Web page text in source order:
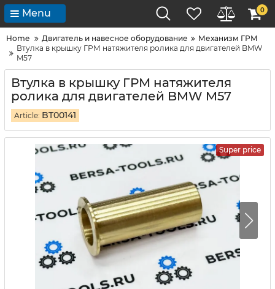
Menu 0
Home Двигатель и навесное оборудование
Механизм ГРМ
Втулка в крышку ГРМ натяжителя ролика для двигателей BMW
M57
Втулка в крышку ГРМ натяжителя
ролика для двигателей BMW M57
Article: BT00141
Super price